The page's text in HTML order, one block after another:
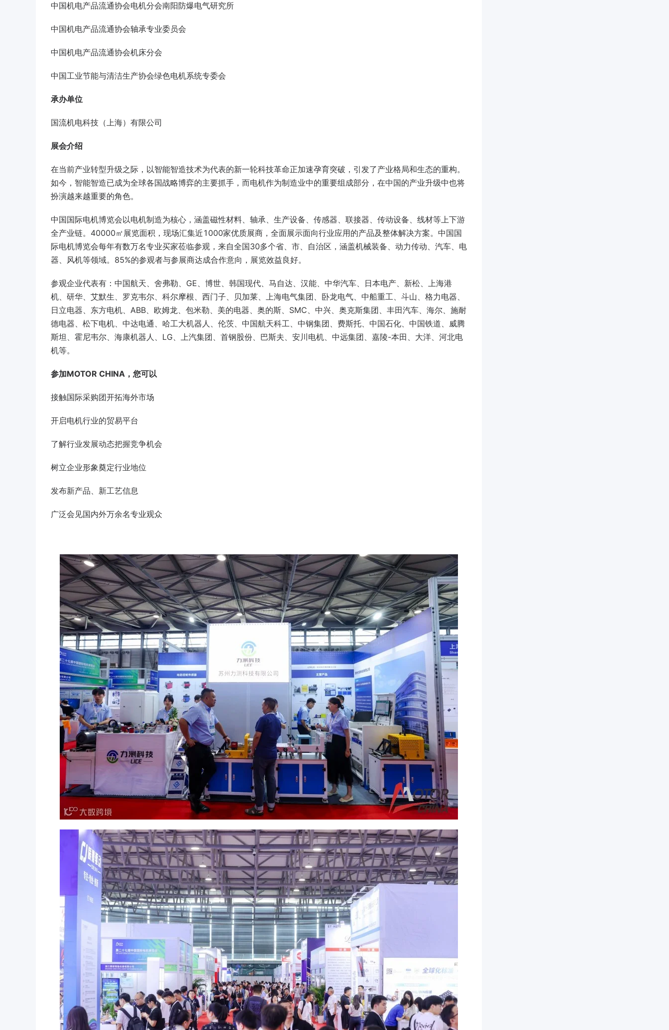
中国机电产品流通协会电机分会南阳防爆电气研究所
中国机电产品流通协会轴承专业委员会
中国机电产品流通协会机床分会
中国工业节能与清洁生产协会绿色电机系统专委会
承办单位
国流机电科技（上海）有限公司
展会介绍
在当前产业转型升级之际，以智能智造技术为代表的新一轮科技革命正加速孕育突破，引发了产业格局和生态的重构。
如今，智能智造已成为全球各国战略博弈的主要抓手，而电机作为制造业中的重要组成部分，在中国的产业升级中也将
扮演越来越重要的角色。
中国国际电机博览会以电机制造为核心，涵盖磁性材料、轴承、生产设备、传感器、联接器、传动设备、线材等上下游
全产业链。40000㎡展览面积，现场汇集近1000家优质展商，全面展示面向行业应用的产品及整体解决方案。中国国
际电机博览会每年有数万名专业买家莅临参观，来自全国30多个省、市、自治区，涵盖机械装备、动力传动、汽车、电
器、风机等领域。85%的参观者与参展商达成合作意向，展览效益良好。
参观企业代表有：中国航天、舍弗勒、GE、博世、韩国现代、马自达、汉能、中华汽车、日本电产、新松、上海港
机、研华、艾默生、罗克韦尔、科尔摩根、西门子、贝加莱、上海电气集团、卧龙电气、中船重工、斗山、格力电器、
日立电器、东方电机、ABB、欧姆龙、包米勒、美的电器、奥的斯、SMC、中兴、奥克斯集团、丰田汽车、海尔、施耐
德电器、松下电机、中达电通、哈工大机器人、伦茨、中国航天科工、中钢集团、费斯托、中国石化、中国铁道、威腾
斯坦、霍尼韦尔、海康机器人、LG、上汽集团、首钢股份、巴斯夫、安川电机、中远集团、嘉陵-本田、大洋、河北电
机等。
参加MOTOR CHINA ，您可以
接触国际采购团开拓海外市场
开启电机行业的贸易平台
了解行业发展动态把握竞争机会
树立企业形象奠定行业地位
发布新产品、新工艺信息
广泛会见国内外万余名专业观众